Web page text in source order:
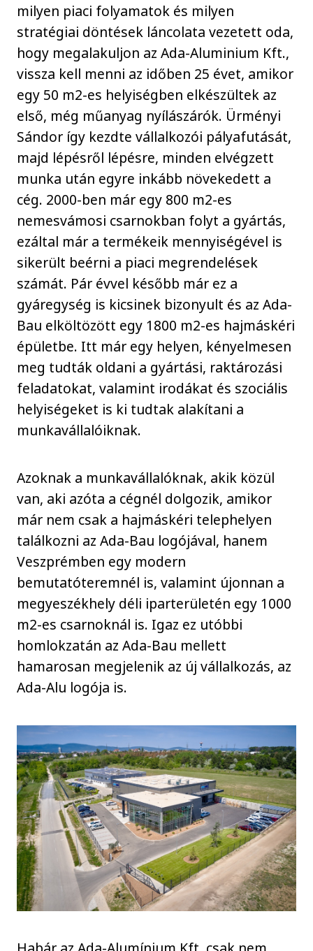
milyen piaci folyamatok és milyen
stratégiai döntések láncolata vezetett oda,
hogy megalakuljon az Ada-Aluminium Kft.,
vissza kell menni az időben 25 évet, amikor
egy 50 m2-es helyiségben elkészültek az
első, még műanyag nyílászárók. Ürményi
Sándor így kezdte vállalkozói pályafutását,
majd lépésről lépésre, minden elvégzett
munka után egyre inkább növekedett a
cég. 2000-ben már egy 800 m2-es
nemesvámosi csarnokban folyt a gyártás,
ezáltal már a termékeik mennyiségével is
sikerült beérni a piaci megrendelések
számát. Pár évvel később már ez a
gyáregység is kicsinek bizonyult és az Ada-
Bau elköltözött egy 1800 m2-es hajmáskéri
épületbe. Itt már egy helyen, kényelmesen
meg tudták oldani a gyártási, raktározási
feladatokat, valamint irodákat és szociális
helyiségeket is ki tudtak alakítani a
munkavállalóiknak.
Azoknak a munkavállalóknak, akik közül
van, aki azóta a cégnél dolgozik, amikor
már nem csak a hajmáskéri telephelyen
találkozni az Ada-Bau logójával, hanem
Veszprémben egy modern
bemutatóteremnél is, valamint újonnan a
megyeszékhely déli iparterületén egy 1000
m2-es csarnoknál is. Igaz ez utóbbi
homlokzatán az Ada-Bau mellett
hamarosan megjelenik az új vállalkozás, az
Ada-Alu logója is.